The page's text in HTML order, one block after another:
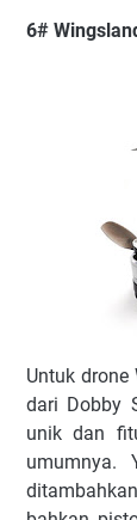
6#
Untuk
dari Dobby
unik dan
umumnya.